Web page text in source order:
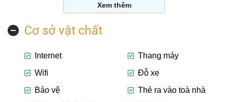
Xem thêm
Cơ sở vật chất
Internet
Thang máy
Wifi
Đỗ xe
Bảo vệ
Thẻ ra vào toà nhà